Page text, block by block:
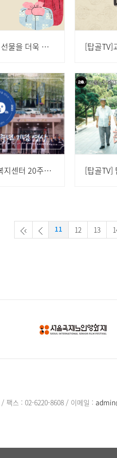
[탑골TV]취미교육 - 선물을 더욱 돋보이게 하는 예술 - 보자기 공예
[탑골TV] 서울노인복지센터 20주년 기념영상
11 12 13
/ 팩스 : 02-6220-8608 / 이메일 :